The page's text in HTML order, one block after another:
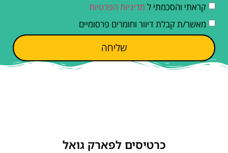
קראתי והסכמתי ל מדיניות הפרטיות
מאשר/ת קבלת דיוור וחומרים פרסומיים
שליחה
כרטיסים לפארק גואל